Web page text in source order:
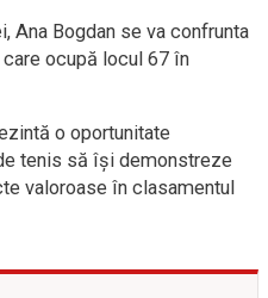
Ana Bogdan se va confrunta
ocupă locul 67 în
o oportunitate
tenis să își demonstreze
valoroase în clasamentul